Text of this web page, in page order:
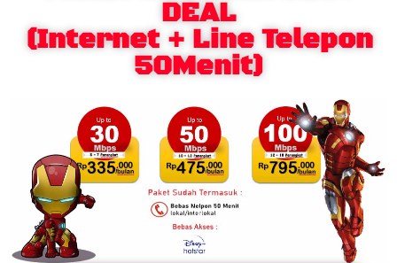
DEAL
(Internet + Line Telepon
50Menit)